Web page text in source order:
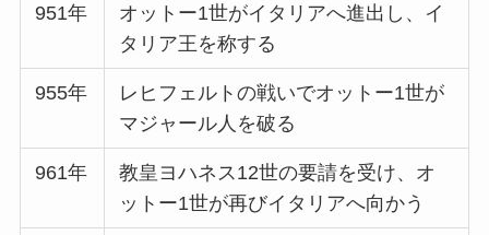
951年
オットー1世がイタリアへ進出し、イ
タリア王を称する
955年
レヒフェルトの戦いでオットー1世が
マジャール人を破る
961年
教皇ヨハネス12世の要請を受け、オ
ットー1世が再びイタリアへ向かう